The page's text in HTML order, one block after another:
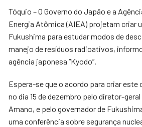
Tóquio – O Governo do Japão e a
Energia Atômica (AIEA) projetam criar
Fukushima para estudar modos de
manejo de resíduos radioativos,
agência japonesa “Kyodo”.
Espera-se que o acordo para criar este
no dia 15 de dezembro pelo diretor-
Amano, e pelo governador de
uma conferência sobre segurança